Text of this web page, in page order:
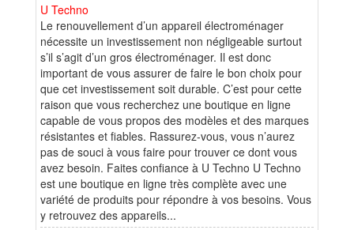
U Techno
Le renouvellement d’un appareil électroménager
nécessite un investissement non négligeable surtout
s’il s’agit d’un gros électroménager. Il est donc
important de vous assurer de faire le bon choix pour
que cet investissement soit durable. C’est pour cette
raison que vous recherchez une boutique en ligne
capable de vous propos des modèles et des marques
résistantes et fiables. Rassurez-vous, vous n’aurez
pas de souci à vous faire pour trouver ce dont vous
avez besoin. Faites confiance à U Techno U Techno
est une boutique en ligne très complète avec une
variété de produits pour répondre à vos besoins. Vous
y retrouvez des appareils...